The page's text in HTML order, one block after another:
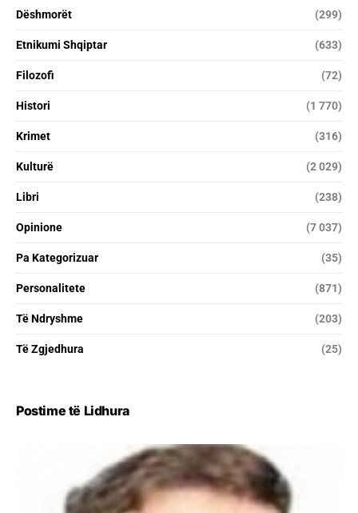
Dëshmorët (299)
Etnikumi Shqiptar (633)
Filozofi (72)
Histori (1 770)
Krimet (316)
Kulturë (2 029)
Libri (238)
Opinione (7 037)
Pa Kategorizuar (35)
Personalitete (871)
Të Ndryshme (203)
Të Zgjedhura (25)
Postime të Lidhura